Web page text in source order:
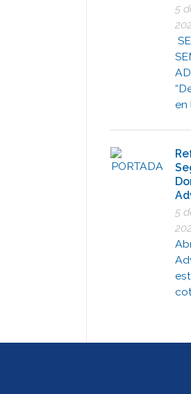
5
en
5